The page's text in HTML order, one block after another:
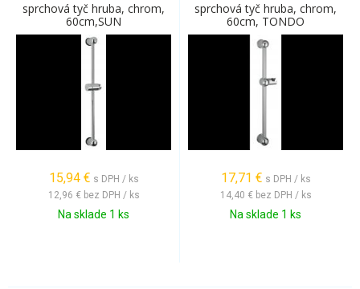
sprchová tyč hruba, chrom,
60cm,SUN
15,94 € s DPH / ks
12,96 € bez DPH / ks
Na sklade 1 ks
sprchová tyč hruba, chrom,
60cm, TONDO
17,71 € s DPH / ks
14,40 € bez DPH / ks
Na sklade 1 ks